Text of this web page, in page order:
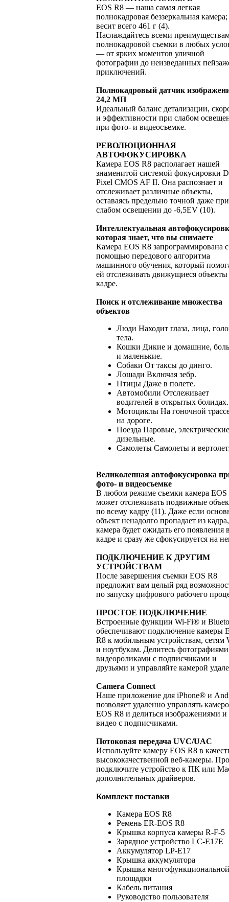
EOS R8 — наша самая легкая
полнокадровая беззеркальная
весит всего 461 г (4).
Наслаждайтесь всеми
полнокадровой съемки в любых
— от ярких моментов уличной
фотографии до неизведанных
приключений.
Полнокадровый датчик
24,2 МП
Идеальный баланс детализации,
и эффективности при слабом
при фото- и видеосъемке.
РЕВОЛЮЦИОННАЯ
АВТОФОКУСИРОВКА
Камера EOS R8 располагает нашей
знаменитой системой фокусировки
Pixel CMOS AF II. Она распознает и
отслеживает различные объекты,
оставаясь предельно точной даже при
слабом освещении до -6,5EV (10).
Интеллектуальная
которая знает, что вы снимаете
Камера EOS R8 запрограммирована с
помощью передового алгоритма
машинного обучения, который
ей отслеживать движущиеся объекты
кадре.
Поиск и отслеживание множества
объектов
Люди Находит глаза, лица,
тела.
Кошки Дикие и домашние,
и маленькие.
Собаки От таксы до динго.
Лошади Включая зебр.
Птицы Даже в полете.
Автомобили Отслеживает
водителей в открытых болидах.
Мотоциклы На гоночной
на дороге.
Поезда Паровые,
дизельные.
Самолеты Самолеты и
Великолепная автофокусировка
фото- и видеосъемке
В любом режиме съемки камера EOS
может отслеживать подвижные
по всему кадру (11). Даже если
объект ненадолго пропадает из кадра,
камера будет ожидать его появления
кадре и сразу же сфокусируется на
ПОДКЛЮЧЕНИЕ К ДРУГИМ
УСТРОЙСТВАМ
После завершения съемки EOS R8
предложит вам целый ряд
по запуску цифрового рабочего
ПРОСТОЕ ПОДКЛЮЧЕНИЕ
Встроенные функции Wi-Fi® и
обеспечивают подключение камеры
R8 к мобильным устройствам, сетям
и ноутбукам. Делитесь
видеороликами с подписчиками и
друзьями и управляйте камерой
Camera Connect
Наше приложение для iPhone® и
позволяет удаленно управлять
EOS R8 и делиться изображениями и
видео с подписчиками.
Потоковая передача UVC/UAC
Используйте камеру EOS R8 в
высококачественной веб-камеры.
подключите устройство к ПК или
дополнительных драйверов.
Комплект поставки
Камера EOS R8
Ремень ER-EOS R8
Крышка корпуса камеры R-F-5
Зарядное устройство LC-E17E
Аккумулятор LP-E17
Крышка аккумулятора
Крышка многофункциональной
площадки
Кабель питания
Руководство пользователя